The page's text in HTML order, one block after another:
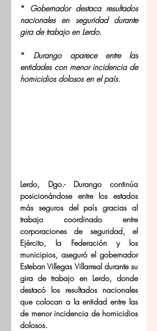
* Gobernador destaca resultados
nacionales en seguridad durante
gira de trabajo en Lerdo.
* Durango aparece entre las
entidades con menor incidencia de
homicidios dolosos en el país.
Lerdo, Dgo.- Durango continúa
posicionándose entre los estados
más seguros del país gracias al
trabajo coordinado entre
corporaciones de seguridad, el
Ejército, la Federación y los
municipios, aseguró el gobernador
Esteban Villegas Villarreal durante su
gira de trabajo en Lerdo, donde
destacó los resultados nacionales
que colocan a la entidad entre las
de menor incidencia de homicidios
dolosos.